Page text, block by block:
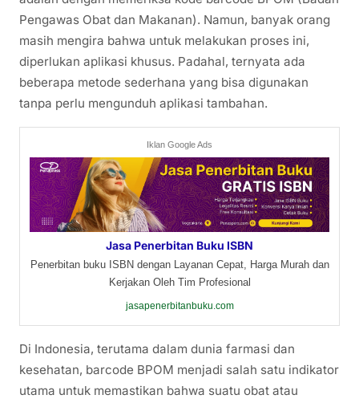
Pengawas Obat dan Makanan). Namun, banyak orang
masih mengira bahwa untuk melakukan proses ini,
diperlukan aplikasi khusus. Padahal, ternyata ada
beberapa metode sederhana yang bisa digunakan
tanpa perlu mengunduh aplikasi tambahan.
Iklan Google Ads
Jasa Penerbitan Buku ISBN
Penerbitan buku ISBN dengan Layanan Cepat, Harga Murah dan
Kerjakan Oleh Tim Profesional
jasapenerbitanbuku.com
Di Indonesia, terutama dalam dunia farmasi dan
kesehatan, barcode BPOM menjadi salah satu indikator
utama untuk memastikan bahwa suatu obat atau